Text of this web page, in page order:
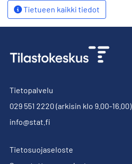
Tietueen kaikki tiedot
Tietopalvelu
029 551 2220 (arkisin klo 9.00-16.00)
info@stat.fi
Tietosuojaseloste